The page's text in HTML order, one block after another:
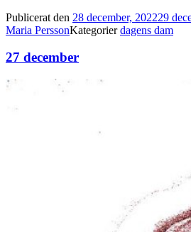
Publicerat den 28 december, 202229
Maria PerssonKategorier dagens dam
27 december